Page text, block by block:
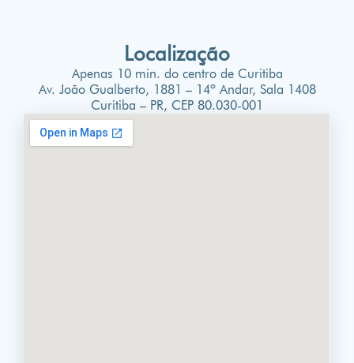
Localização
Apenas 10 min. do centro de Curitiba
Av. João Gualberto, 1881 – 14º Andar, Sala 1408
Curitiba – PR, CEP 80.030-001